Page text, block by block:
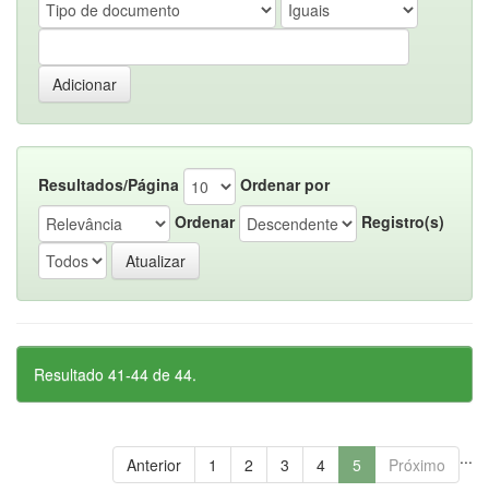
Resultados/Página
Ordenar por
Ordenar
Registro(s)
Resultado 41-44 de 44.
Anterior 1 ...
2 3 4 5 Próximo